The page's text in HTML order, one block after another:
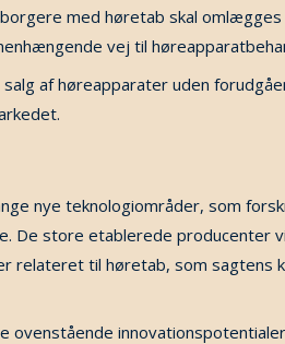
med høretab skal
vej til
af høreapparater uden
nye teknologiområder, som
De store etablerede
til høretab, som sagtens